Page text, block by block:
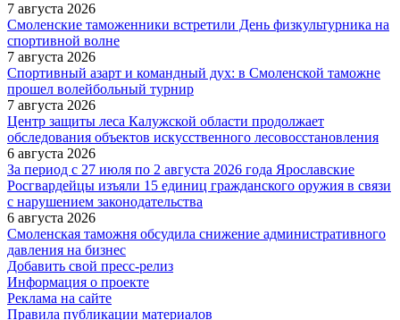
7 августа 2026
Смоленские таможенники встретили День физкультурника на
спортивной волне
7 августа 2026
Спортивный азарт и командный дух: в Смоленской таможне
прошел волейбольный турнир
7 августа 2026
Центр защиты леса Калужской области продолжает
обследования объектов искусственного лесовосстановления
6 августа 2026
За период с 27 июля по 2 августа 2026 года Ярославские
Росгвардейцы изъяли 15 единиц гражданского оружия в связи
с нарушением законодательства
6 августа 2026
Смоленская таможня обсудила снижение административного
давления на бизнес
Добавить свой пресс-релиз
Информация о проекте
Реклама на сайте
Правила публикации материалов